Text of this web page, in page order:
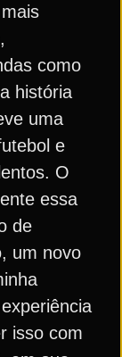
como
história
uma
e
O
essa
de
um novo
isso com